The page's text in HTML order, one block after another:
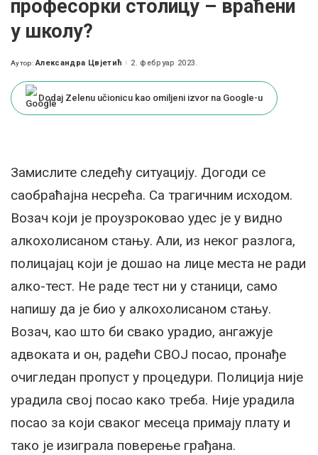
професорки столицу – враћени
у школу?
Posted
Аутор: Александра Цвјетић 2. фебруар 2023.
Dodaj Zelenu učionicu kao omiljeni izvor na Google-u
Замислите следећу ситуацију. Догоди се
саобраћајна несрећа. Са трагичним исходом.
Возач који је проузроковао удес је у видно
алкохолисаном стању. Али, из неког разлога,
полицајац који је дошао на лице места не ради
алко-тест. Не раде тест ни у станици, само
напишу да је био у алкохолисаном стању.
Возач, као што би свако урадио, ангажује
адвоката и он, радећи СВОЈ посао, пронађе
очигледан пропуст у процедури. Полиција није
урадила свој посао како треба. Није урадила
посао за који сваког месеца примају плату и
тако је изиграла поверење грађана.